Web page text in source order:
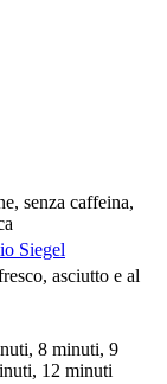
senza caffeina,
Siegel
asciutto e al
8 minuti, 9
12 minuti